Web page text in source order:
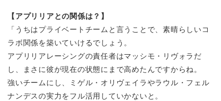
【アプリリアとの関係は？】
「うちはプライベートチームと言うことで、素晴らしいコ
ラボ関係を築いていけるでしょう。
アプリリアレーシングの責任者はマッシモ・リヴォラだ
し、まさに彼が現在の状態にまで高めたんですからね。
強いチームにし、ミゲル・オリヴェイラやラウル・フェル
ナンデスの実力をフル活用していかないと。